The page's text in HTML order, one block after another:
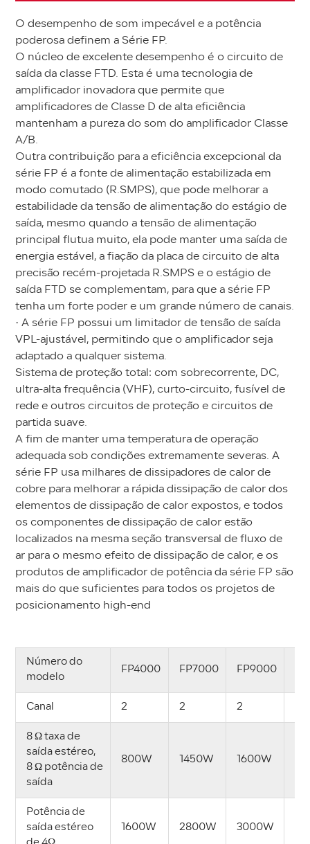
O desempenho de som impecável e a potência
poderosa definem a Série FP.
O núcleo de excelente desempenho é o circuito de
saída da classe FTD. Esta é uma tecnologia de
amplificador inovadora que permite que
amplificadores de Classe D de alta eficiência
mantenham a pureza do som do amplificador Classe
A/B.
Outra contribuição para a eficiência excepcional da
série FP é a fonte de alimentação estabilizada em
modo comutado (R.SMPS), que pode melhorar a
estabilidade da tensão de alimentação do estágio de
saída, mesmo quando a tensão de alimentação
principal flutua muito, ela pode manter uma saída de
energia estável, a fiação da placa de circuito de alta
precisão recém-projetada R.SMPS e o estágio de
saída FTD se complementam, para que a série FP
tenha um forte poder e um grande número de canais.
· A série FP possui um limitador de tensão de saída
VPL-ajustável, permitindo que o amplificador seja
adaptado a qualquer sistema.
Sistema de proteção total: com sobrecorrente, DC,
ultra-alta frequência (VHF), curto-circuito, fusível de
rede e outros circuitos de proteção e circuitos de
partida suave.
A fim de manter uma temperatura de operação
adequada sob condições extremamente severas. A
série FP usa milhares de dissipadores de calor de
cobre para melhorar a rápida dissipação de calor dos
elementos de dissipação de calor expostos, e todos
os componentes de dissipação de calor estão
localizados na mesma seção transversal de fluxo de
ar para o mesmo efeito de dissipação de calor, e os
produtos de amplificador de potência da série FP são
mais do que suficientes para todos os projetos de
posicionamento high-end
Número do
modelo
FP4000 FP7000 FP9000
Canal 2 2 2
8 Ω taxa de
saída estéreo,
8 Ω potência de
saída
800W 1450W 1600W
Potência de
saída estéreo
1600W 2800W 3000W